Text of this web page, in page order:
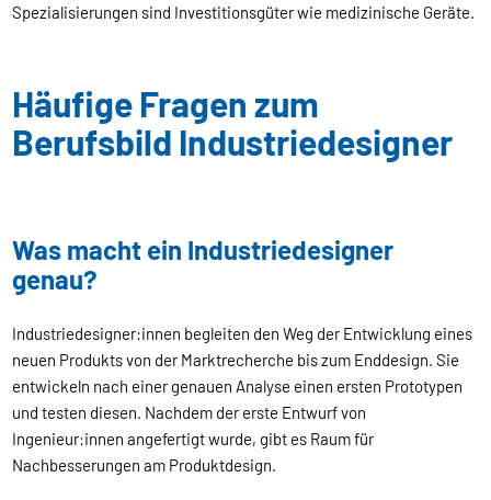
Spezialisierungen sind Investitionsgüter wie medizinische Geräte.
Häufige Fragen zum
Berufsbild Industriedesigner
Was macht ein Industriedesigner
genau?
Industriedesigner:innen begleiten den Weg der Entwicklung eines
neuen Produkts von der Marktrecherche bis zum Enddesign. Sie
entwickeln nach einer genauen Analyse einen ersten Prototypen
und testen diesen. Nachdem der erste Entwurf von
Ingenieur:innen angefertigt wurde, gibt es Raum für
Nachbesserungen am Produktdesign.